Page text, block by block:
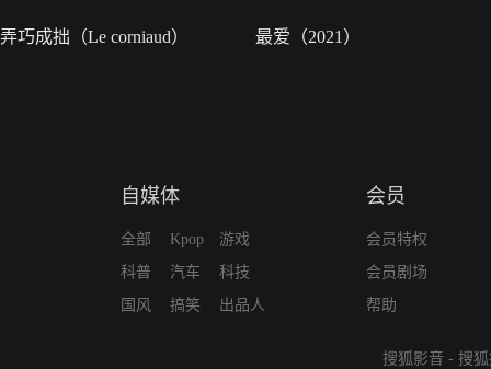
弄巧成拙（Le corniaud） 最爱（2021）
自媒体
全部
科普
国风
Kpop
汽车
搞笑
游戏
科技
出品人
会员
会员特权
会员剧场
帮助
搜狐影音 - 搜